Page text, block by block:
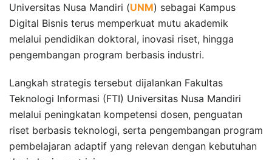
Universitas Nusa Mandiri (UNM) sebagai Kampus
Digital Bisnis terus memperkuat mutu akademik
melalui pendidikan doktoral, inovasi riset, hingga
pengembangan program berbasis industri.
Langkah strategis tersebut dijalankan Fakultas
Teknologi Informasi (FTI) Universitas Nusa Mandiri
melalui peningkatan kompetensi dosen, penguatan
riset berbasis teknologi, serta pengembangan program
pembelajaran adaptif yang relevan dengan kebutuhan